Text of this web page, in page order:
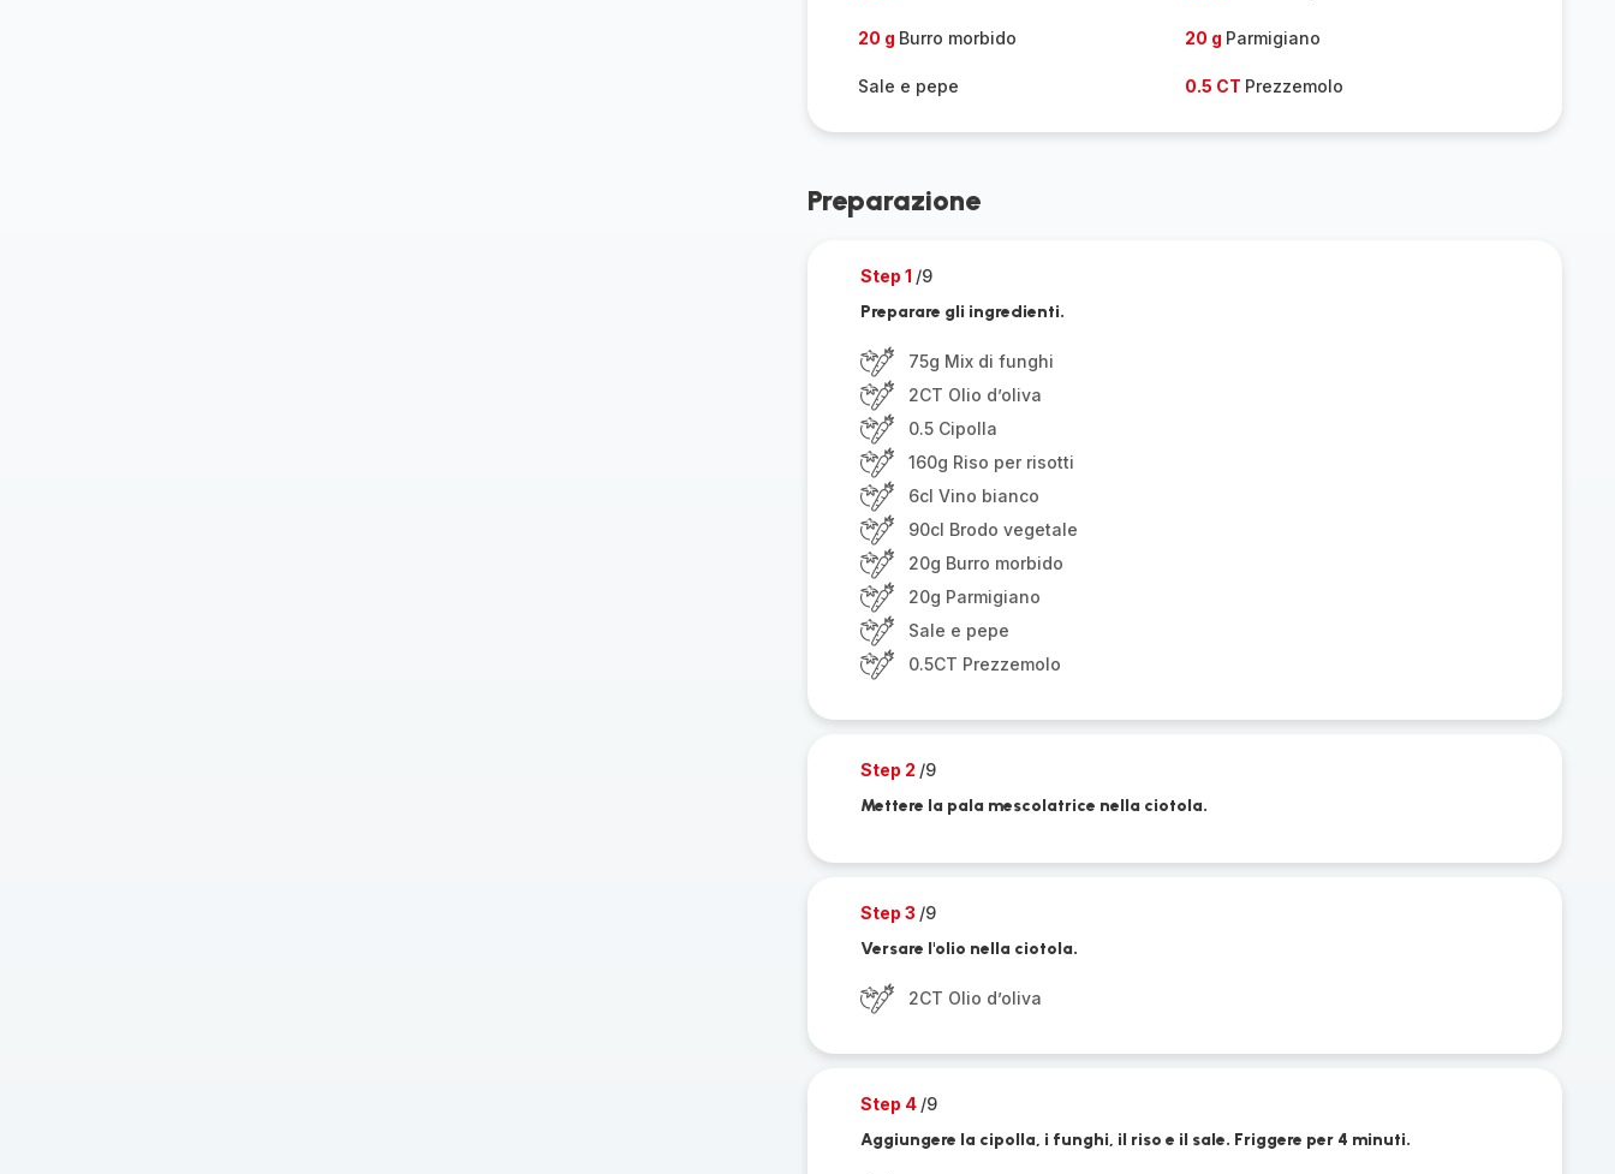
20 g Burro morbido 20 g Parmigiano
Sale e pepe 0.5 CT Prezzemolo
Preparazione
Step 1 /9
Preparare gli ingredienti.
75g Mix di funghi
2CT Olio d’oliva
0.5 Cipolla
160g Riso per risotti
6cl Vino bianco
90cl Brodo vegetale
20g Burro morbido
20g Parmigiano
Sale e pepe
0.5CT Prezzemolo
Step 2 /9
Mettere la pala mescolatrice nella ciotola.
Step 3 /9
Versare l'olio nella ciotola.
2CT Olio d’oliva
Step 4 /9
Aggiungere la cipolla, i funghi, il riso e il sale. Friggere per 4 minuti.